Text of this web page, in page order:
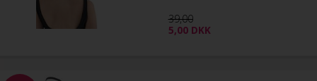
39,00
5,00 DKK